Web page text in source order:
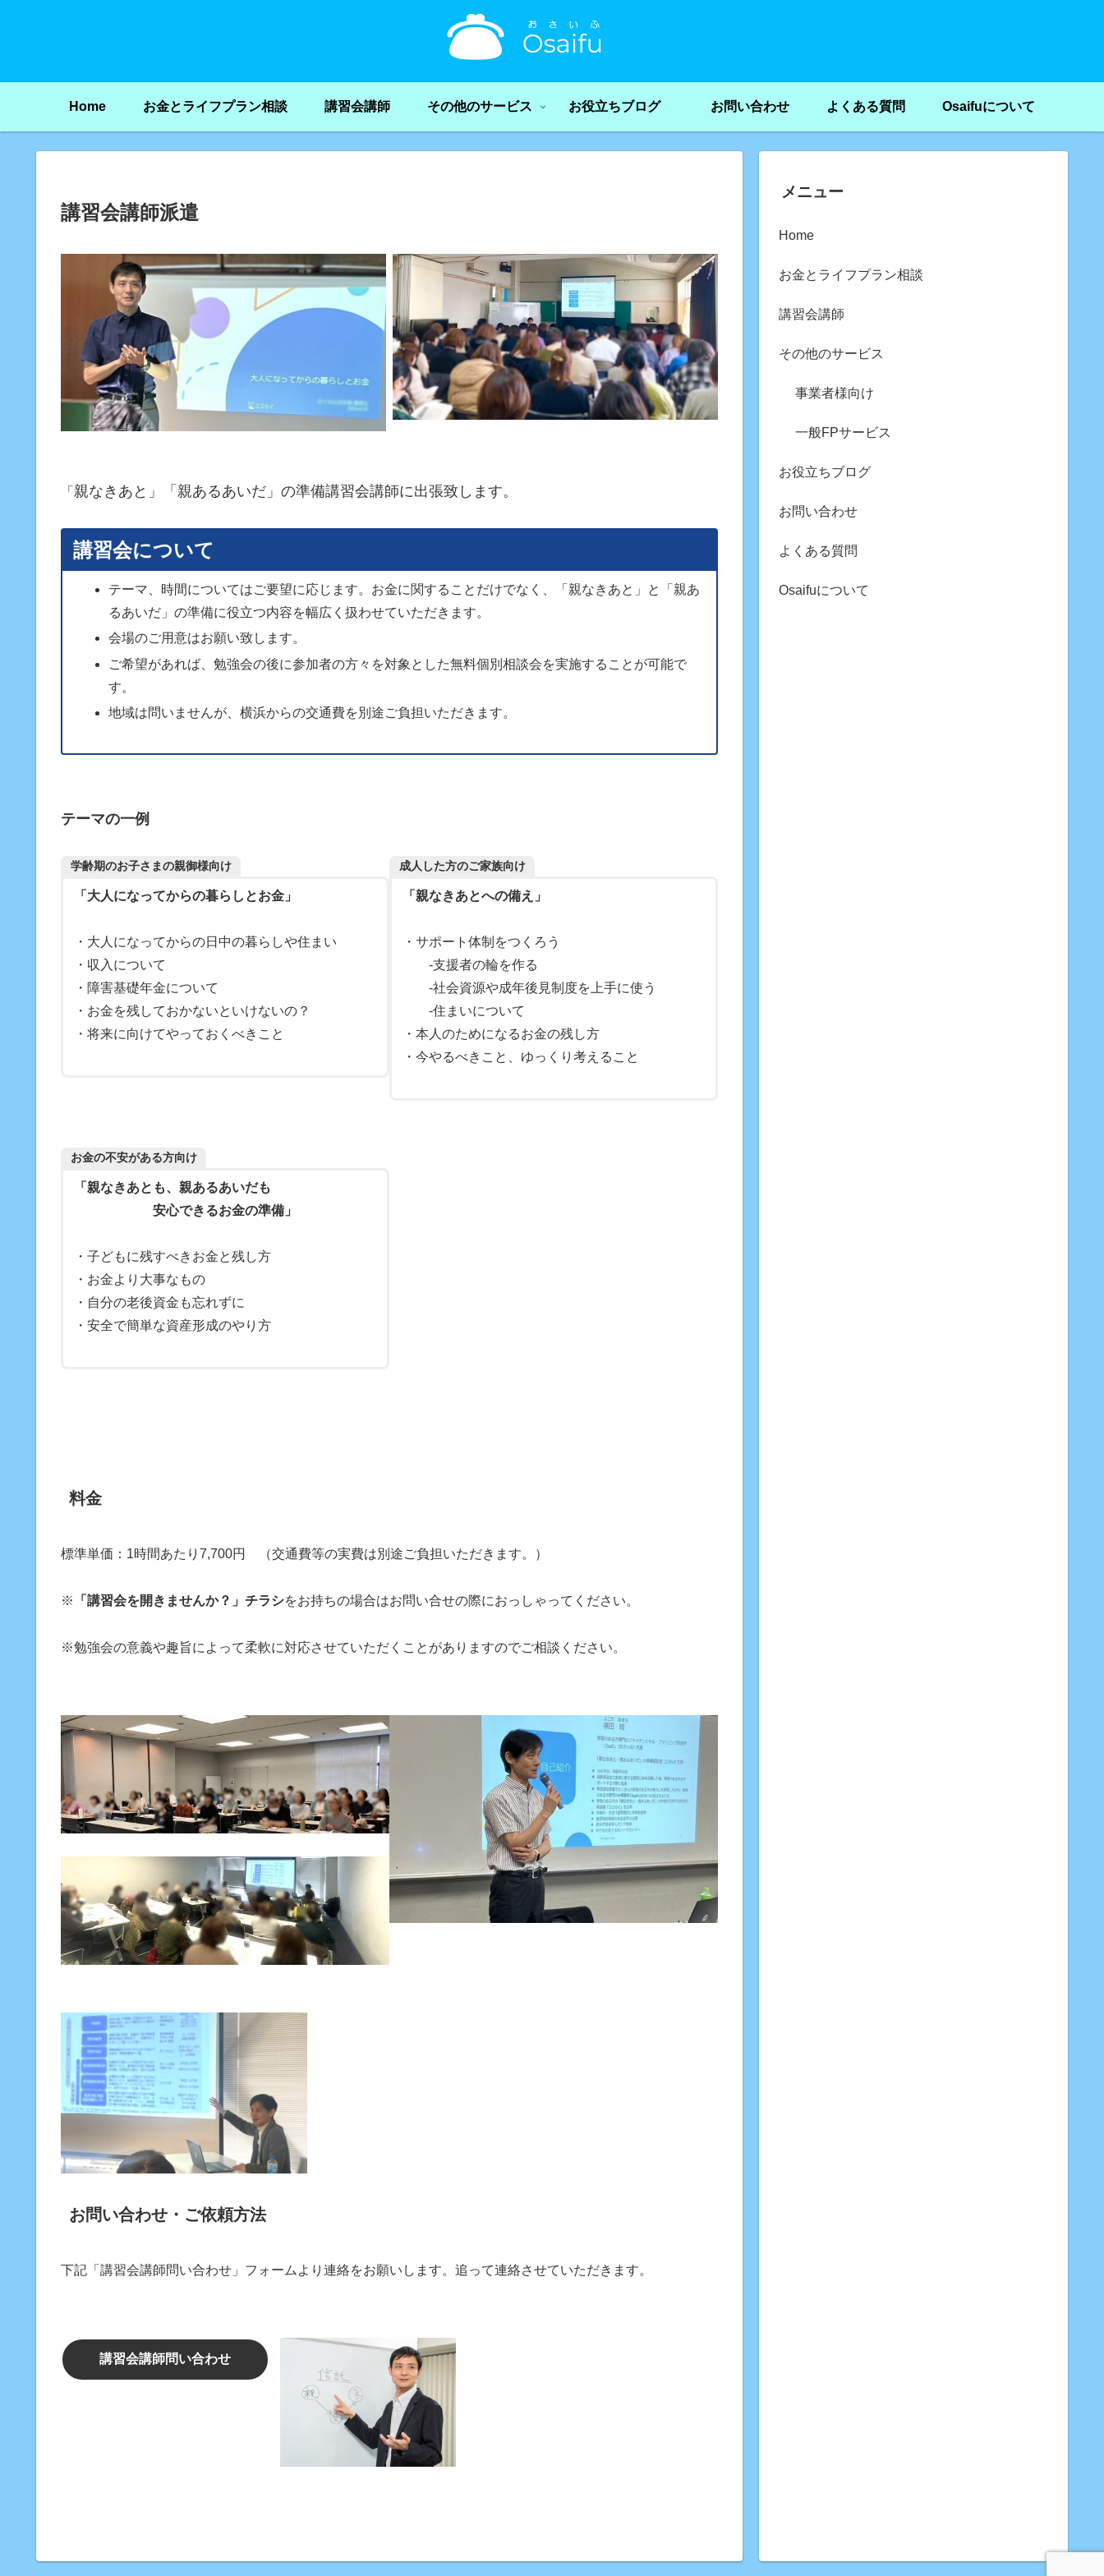
Home お金とライフプラン相談 講習会講師 その他のサービス お役立ちブログ お問い合わせ よくある質問 Osaifuについて
講習会講師派遣
「 親なきあと」「親あるあいだ」の準備講習会講師に出張致します。
講習会について
テーマ、時間についてはご要望に応じます。お金に関することだけでなく、「親なきあと」と「親あ
るあいだ」の準備に役立つ内容を幅広く扱わせていただきます。
会場のご用意はお願い致します。
ご希望があれば、勉強会の後に参加者の方々を対象とした無料個別相談会を実施することが可能で
す。
地域は問いませんが、横浜からの交通費を別途ご負担いただきます。
テーマの一例
学齢期のお子さまの親御様向け
「大人になってからの暮らしとお金」
・大人になってからの日中の暮らしや住まい
・収入について
・障害基礎年金について
・お金を残しておかないといけないの？
・将来に向けてやっておくべきこと
成人した方のご家族向け
「親なきあとへの備え」
・サポート体制をつくろう
-支援者の輪を作る
-社会資源や成年後見制度を上手に使う
-住まいについて
・本人のためになるお金の残し方
・今やるべきこと、ゆっくり考えること
お金の不安がある方向け
「親なきあとも、親あるあいだも
安心できるお金の準備」
・子どもに残すべきお金と残し方
・お金より大事なもの
・自分の老後資金も忘れずに
・安全で簡単な資産形成のやり方
料金
標準単価：1時間あたり7,700円 （交通費等の実費は別途ご負担いただきます。）
※ 「講習会を開きませんか？」チラシをお持ちの場合はお問い合せの際におっしゃってください。
※勉強会の意義や趣旨によって柔軟に対応させていただくことがありますのでご相談ください。
お問い合わせ・ご依頼方法
下記「講習会講師問い合わせ」フォームより連絡をお願いします。追って連絡させていただきます。
講習会講師問い合わせ
メニュー
Home
お金とライフプラン相談
講習会講師
その他のサービス
事業者様向け
一般FPサービス
お役立ちブログ
お問い合わせ
よくある質問
Osaifuについて